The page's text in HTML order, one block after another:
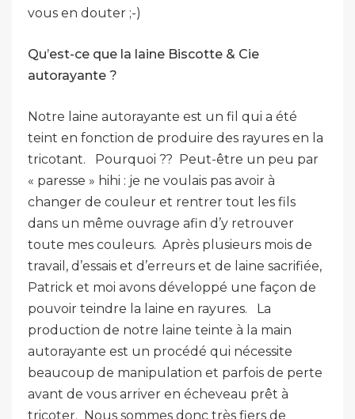
vous en douter ;-)
Qu’est-ce que la laine Biscotte & Cie
autorayante ?
Notre laine autorayante est un fil qui a été
teint en fonction de produire des rayures en la
tricotant. Pourquoi ?? Peut-être un peu par
« paresse » hihi : je ne voulais pas avoir à
changer de couleur et rentrer tout les fils
dans un même ouvrage afin d’y retrouver
toute mes couleurs. Après plusieurs mois de
travail, d’essais et d’erreurs et de laine sacrifiée,
Patrick et moi avons développé une façon de
pouvoir teindre la laine en rayures. La
production de notre laine teinte à la main
autorayante est un procédé qui nécessite
beaucoup de manipulation et parfois de perte
avant de vous arriver en écheveau prêt à
tricoter. Nous sommes donc très fiers de